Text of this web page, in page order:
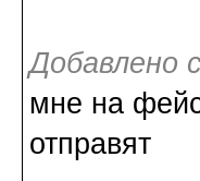
Добавлено
мне на
отправят